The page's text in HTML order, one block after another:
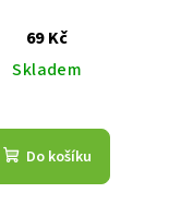
69 Kč
Skladem
Do košíku